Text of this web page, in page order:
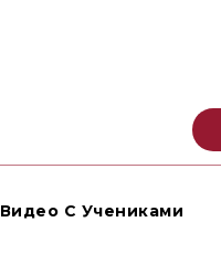
Видео С Учениками